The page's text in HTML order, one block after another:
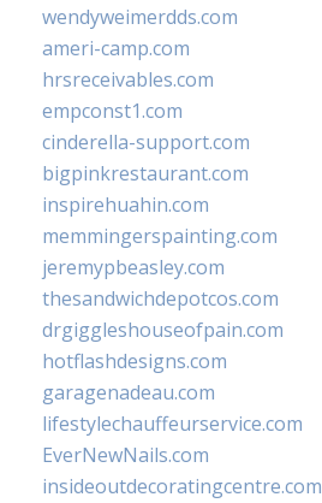
wendyweimerdds.com
ameri-camp.com
hrsreceivables.com
empconst1.com
cinderella-support.com
bigpinkrestaurant.com
inspirehuahin.com
memmingerspainting.com
jeremypbeasley.com
thesandwichdepotcos.com
drgiggleshouseofpain.com
hotflashdesigns.com
garagenadeau.com
lifestylechauffeurservice.com
EverNewNails.com
insideoutdecoratingcentre.com